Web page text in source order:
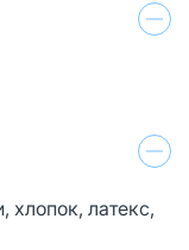
хлопок, латекс,